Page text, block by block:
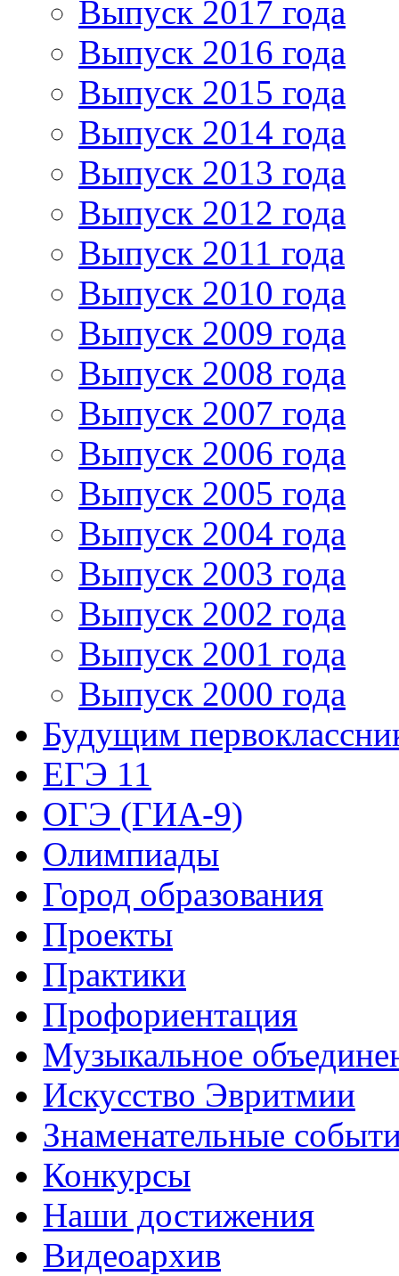
Выпуск 2017 года
Выпуск 2016 года
Выпуск 2015 года
Выпуск 2014 года
Выпуск 2013 года
Выпуск 2012 года
Выпуск 2011 года
Выпуск 2010 года
Выпуск 2009 года
Выпуск 2008 года
Выпуск 2007 года
Выпуск 2006 года
Выпуск 2005 года
Выпуск 2004 года
Выпуск 2003 года
Выпуск 2002 года
Выпуск 2001 года
Выпуск 2000 года
Будущим
ЕГЭ 11
ОГЭ (ГИА-9)
Олимпиады
Город образования
Проекты
Практики
Профориентация
Музыкальное
Искусство Эвритмии
Знаменательные
Конкурсы
Наши достижения
Видеоархив